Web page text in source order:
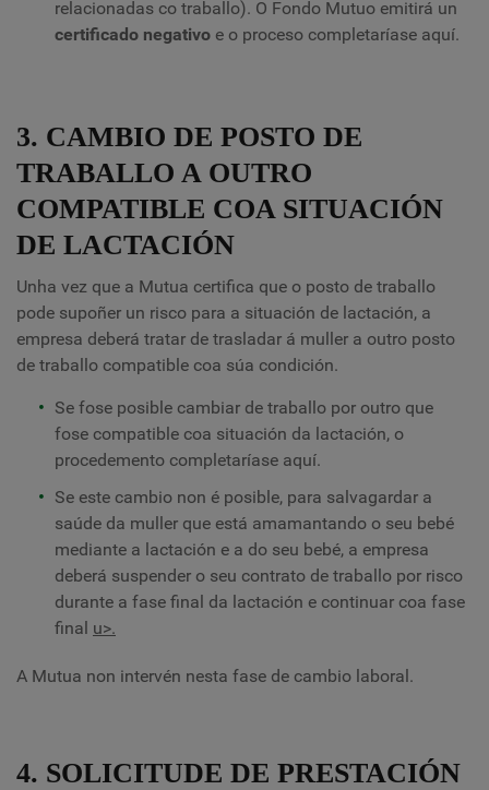
relacionadas co traballo). O Fondo Mutuo emitirá un
certificado negativo e o proceso completaríase aquí.
3. CAMBIO DE POSTO DE
TRABALLO A OUTRO
COMPATIBLE COA SITUACIÓN
DE LACTACIÓN
Unha vez que a Mutua certifica que o posto de traballo
pode supoñer un risco para a situación de lactación, a
empresa deberá tratar de trasladar á muller a outro posto
de traballo compatible coa súa condición.
Se fose posible cambiar de traballo por outro que
fose compatible coa situación da lactación, o
procedemento completaríase aquí.
Se este cambio non é posible, para salvagardar a
saúde da muller que está amamantando o seu bebé
mediante a lactación e a do seu bebé, a empresa
deberá suspender o seu contrato de traballo por risco
durante a fase final da lactación e continuar coa fase
final u>.
A Mutua non intervén nesta fase de cambio laboral.
4. SOLICITUDE DE PRESTACIÓN